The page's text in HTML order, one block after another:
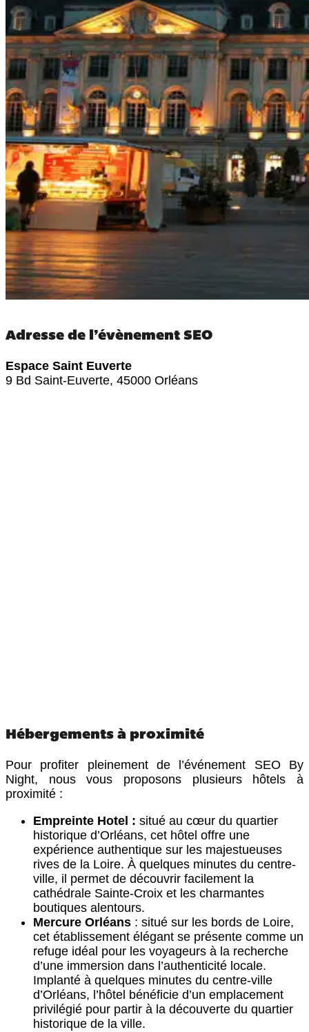
Adresse de l’évènement SEO
Espace Saint Euverte
9 Bd Saint-Euverte, 45000 Orléans
Hébergements à proximité
Pour profiter pleinement de l’événement SEO By
Night, nous vous proposons plusieurs hôtels à
proximité :
Empreinte Hotel : situé au cœur du quartier
historique d’Orléans, cet hôtel offre une
expérience authentique sur les majestueuses
rives de la Loire. À quelques minutes du centre-
ville, il permet de découvrir facilement la
cathédrale Sainte-Croix et les charmantes
boutiques alentours.
Mercure Orléans : situé sur les bords de Loire,
cet établissement élégant se présente comme un
refuge idéal pour les voyageurs à la recherche
d’une immersion dans l’authenticité locale.
Implanté à quelques minutes du centre-ville
d’Orléans, l’hôtel bénéficie d’un emplacement
privilégié pour partir à la découverte du quartier
historique de la ville.